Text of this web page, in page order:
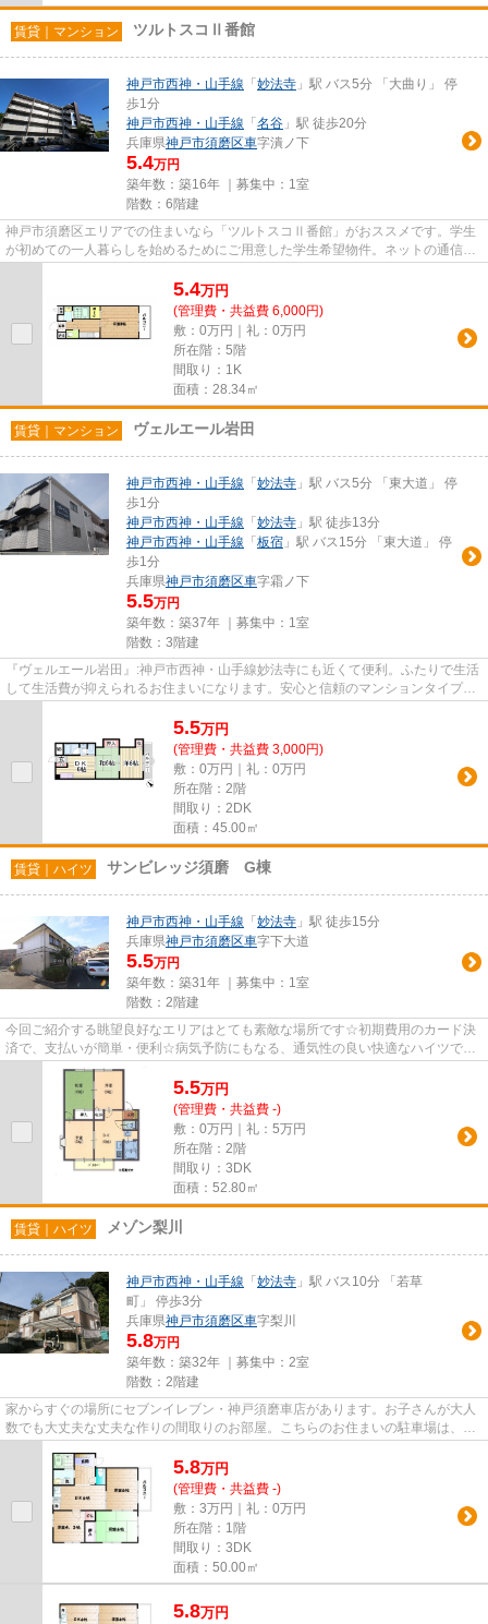
賃貸｜マンション ツルトスコⅡ番館
神戸市西神・山手線 「 妙法寺 」駅 バス5分 「大曲り」 停
歩1分
神戸市西神・山手線 「 名谷 」駅 徒歩20分
兵庫県神戸市須磨区車字潰ノ下
5.4万円
築年数：築16年 ｜募集中： 1室
階数：6階建
神戸市須磨区エリアでの住まいなら「ツルトスコⅡ番館」がおススメです。学生
が初めての一人暮らしを始めるためにご用意した学生希望物件。ネットの通信が
5.4万円
(管理費・共益費 6,000円)
敷：0万円｜礼：0万円
所在階：5階
間取り：1K
面積：28.34㎡
賃貸｜マンション ヴェルエール岩田
神戸市西神・山手線 「 妙法寺 」駅 バス5分 「東大道」 停
歩1分
神戸市西神・山手線 「 妙法寺 」駅 徒歩13分
神戸市西神・山手線 「 板宿 」駅 バス15分 「東大道」 停
歩1分
兵庫県神戸市須磨区車字霜ノ下
5.5万円
築年数：築37年 ｜募集中： 1室
階数：3階建
『ヴェルエール岩田』:神戸市西神・山手線妙法寺にも近くて便利。ふたりで生活
して生活費が抑えられるお住まいになります。安心と信頼のマンションタイプの
5.5万円
(管理費・共益費 3,000円)
敷：0万円｜礼：0万円
所在階：2階
間取り：2DK
面積：45.00㎡
賃貸｜ハイツ サンビレッジ須磨 G棟
神戸市西神・山手線 「 妙法寺 」駅 徒歩15分
兵庫県神戸市須磨区車字下大道
5.5万円
築年数：築31年 ｜募集中： 1室
階数：2階建
今回ご紹介する眺望良好なエリアはとても素敵な場所です☆初期費用のカード決
済で、支払いが簡単・便利☆病気予防にもなる、通気性の良い快適なハイツです
☆駅へも徒歩でのアクセスが可能...
5.5万円
(管理費・共益費 -)
敷：0万円｜礼：5万円
所在階：2階
間取り：3DK
面積：52.80㎡
賃貸｜ハイツ メゾン梨川
神戸市西神・山手線 「 妙法寺 」駅 バス10分 「若草
町」 停歩3分
兵庫県神戸市須磨区車字梨川
5.8万円
築年数：築32年 ｜募集中： 2室
階数：2階建
家からすぐの場所にセブンイレブン・神戸須磨車店があります。お子さんが大人
数でも大丈夫な丈夫な作りの間取りのお部屋。こちらのお住まいの駐車場は、現
5.8万円
(管理費・共益費 -)
敷：3万円｜礼：0万円
所在階：1階
間取り：3DK
面積：50.00㎡
5.8万円